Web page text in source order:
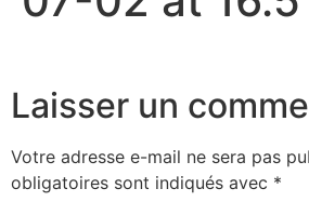
Laisser un
Votre adresse e-mail ne sera pas
obligatoires sont indiqués avec *